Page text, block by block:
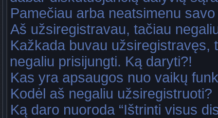
Pamečiau arba neatsimenu
Aš užsiregistravau, tačiau
Kažkada buvau užsiregistravęs,
negaliu prisijungti. Ką daryti?!
Kas yra apsaugos nuo vaikų
Kodėl aš negaliu užsiregistruoti?
Ką daro nuoroda “Ištrinti visus